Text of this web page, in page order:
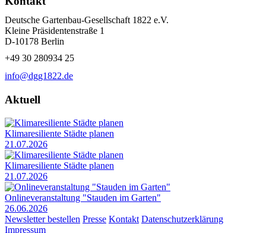
Deutsche Gartenbau-Gesellschaft 1822 e.V.
Kleine Präsidentenstraße 1
D-10178 Berlin
+49 30 280934 25
info@dgg1822.de
Aktuell
Klimaresiliente Städte planen
21.07.2026
Klimaresiliente Städte planen
21.07.2026
Onlineveranstaltung "Stauden im Garten"
26.06.2026
Newsletter bestellen Presse Kontakt Datenschutzerklärung
Impressum